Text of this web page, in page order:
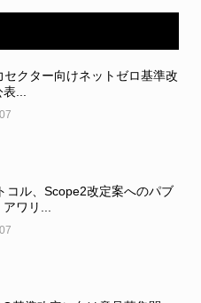
セクター向けネットゼロ基準改
...
コル、Scope2改定案へのパブ
ワリ...